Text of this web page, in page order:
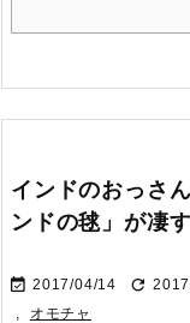
インドのおっさ
ンドの毬」が凄
 2017/04/14 
,
オモチャ